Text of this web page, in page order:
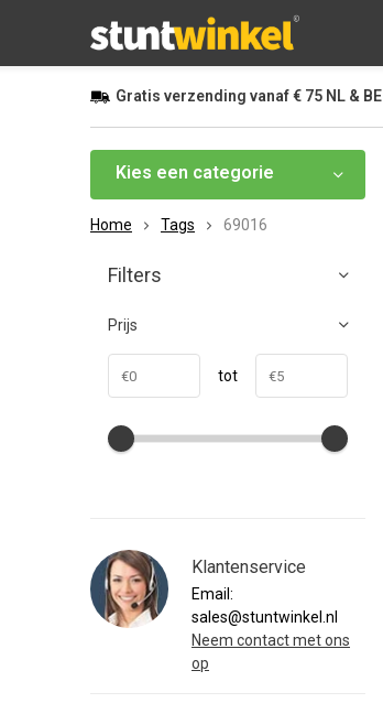
Gratis verzending vanaf€ 75 NL & BE
Kies een categorie
Home Tags 69016
Filters
Prijs
tot
Klantenservice
Email:
sales@stuntwinkel.nl
Neem contact met ons
op